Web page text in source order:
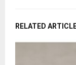
RELATED